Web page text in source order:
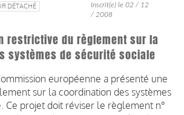
DÉTACHÉ
Inscrit(e) le 02 / 12
/ 2008
restrictive du règlement sur la
systèmes de sécurité sociale
européenne a présenté une
sur la coordination des systèmes
Ce projet doit réviser le règlement n°